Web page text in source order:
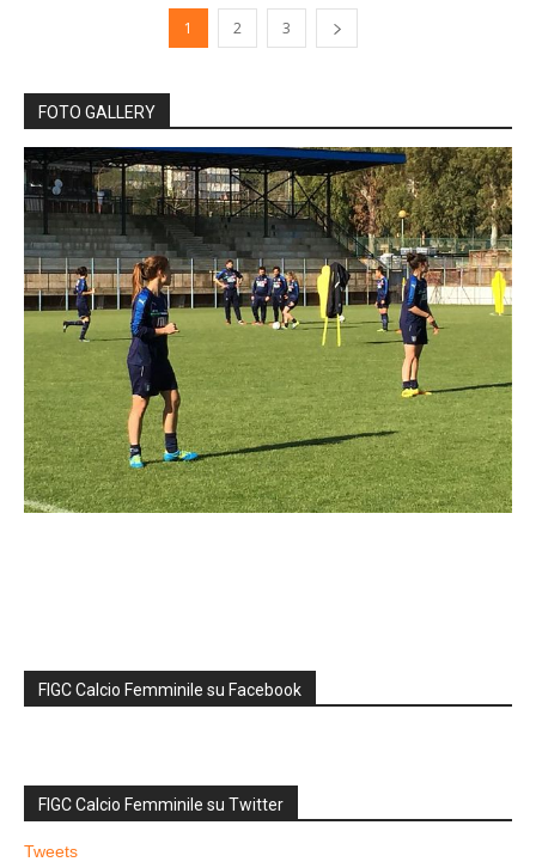
1 2 3
FOTO GALLERY
FIGC Calcio Femminile su Facebook
FIGC Calcio Femminile su Twitter
Tweets